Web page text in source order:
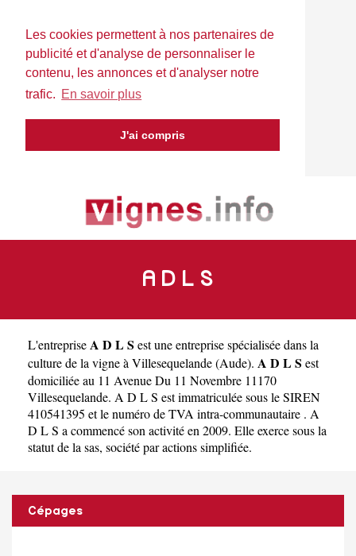
Les cookies permettent à nos partenaires de
publicité et d'analyse de personnaliser le
contenu, les annonces et d'analyser notre
trafic. En savoir plus
J'ai compris
A D L S
L'entrepriseA D L S est uneentreprise spécialisée dans la
culture de la vigne à Villesequelande(Aude). A D L S est
domiciliée au 11 Avenue Du 11 Novembre 11170
Villesequelande. A D L S est immatriculée sous le SIREN
410541395 et le numéro de TVA intra-communautaire . A
D L S a commencé son activité en 2009. Elle exerce sous la
statut de la sas, société par actions simplifiée.
Cépages